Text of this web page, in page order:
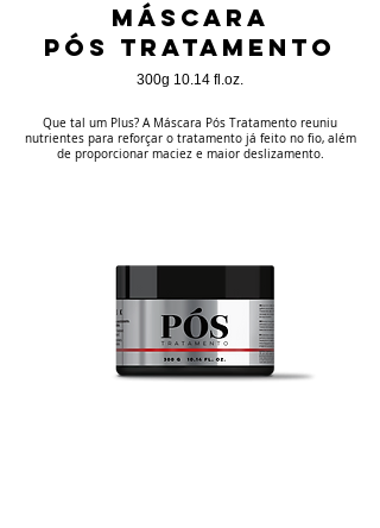
MÁSCARA
PÓS TRATAMENTO
300g 10.14 fl.oz.
Que tal um Plus? A Máscara Pós Tratamento reuniu
nutrientes para reforçar o tratamento já feito no fio, além
de proporcionar maciez e maior deslizamento.